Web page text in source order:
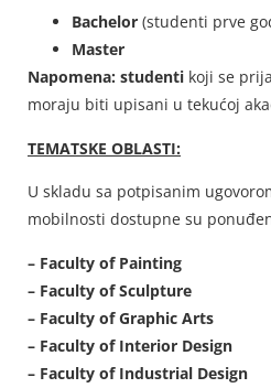
Bachelor (studenti prve
Master
Napomena: studenti koji se
moraju biti upisani u tekućoj
TEMATSKE OBLASTI:
U skladu sa potpisanim
mobilnosti dostupne su
– Faculty of Painting
– Faculty of Sculpture
– Faculty of Graphic Arts
– Faculty of Interior Design
– Faculty of Industrial Design